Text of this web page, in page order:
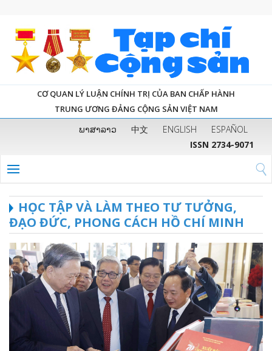
CƠ QUAN LÝ LUẬN CHÍNH TRỊ CỦA BAN CHẤP HÀNH
TRUNG ƯƠNG ĐẢNG CỘNG SẢN VIỆT NAM
ພາສາລາວ 中文 ENGLISH
ESPAÑOL
ISSN 2734-9071
HỌC TẬP VÀ LÀM THEO TƯ TƯỞNG,
ĐẠO ĐỨC, PHONG CÁCH HỒ CHÍ MINH